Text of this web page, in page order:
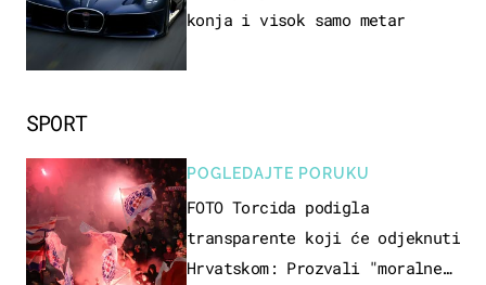
SPORT
POGLEDAJTE PORUKU
FOTO Torcida podigla
transparente koji će odjeknuti
Hrvatskom: Prozvali "moralne
konja i visok samo metar